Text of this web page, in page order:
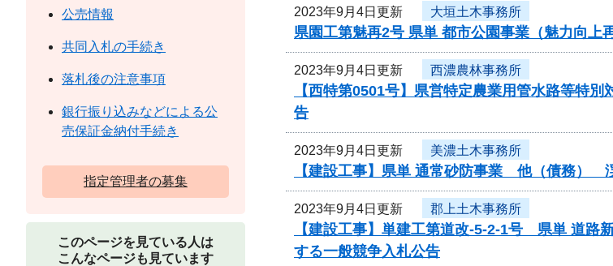
2023年9月4日更新 大垣土木事務所
県園工第魅再2号 県単 都市公園事業（魅力向
2023年9月4日更新 西濃農林事務所
【西特第0501号】県営特定農業用管水路等特
告
2023年9月4日更新 美濃土木事務所
【建設工事】県単 通常砂防事業 他（債務）
2023年9月4日更新 郡上土木事務所
【建設工事】単建工第道改-5-2-1号 県単 道路
する一般競争入札公告
公売情報
共同入札の手続き
落札後の注意事項
銀行振り込みなどによる公
売保証金納付手続き
指定管理者の募集
このページを見ている人は
こんなページも見ています